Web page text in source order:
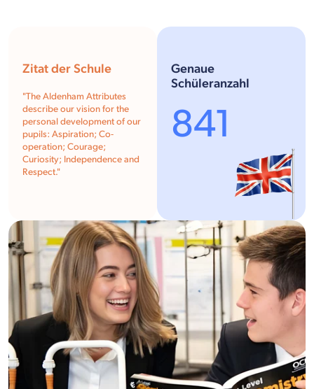
Zitat der Schule
"The Aldenham Attributes
describe our vision for the
personal development of our
pupils: Aspiration; Co-
operation; Courage;
Curiosity; Independence and
Respect."
Genaue
Schüleranzahl
841